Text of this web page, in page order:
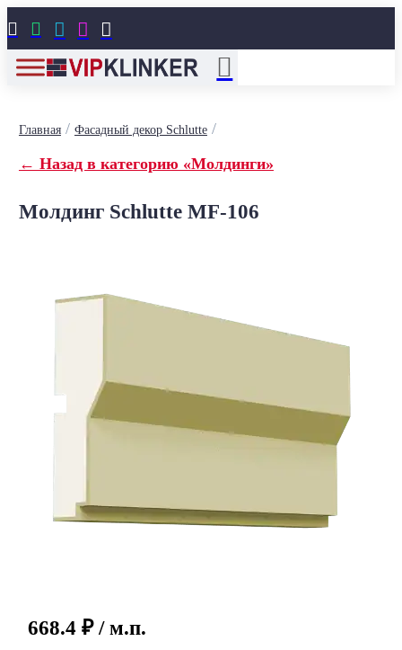
    
Главная/ Фасадный декор Schlutte/
← Назад в категорию «Молдинги»
Молдинг Schlutte MF-106
668.4 ₽ / м.п.